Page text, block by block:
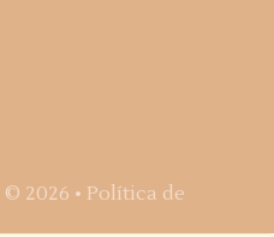
© 2026 • Política de